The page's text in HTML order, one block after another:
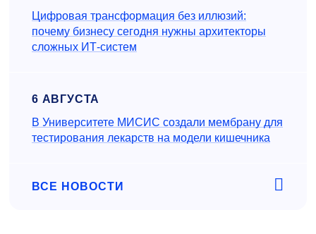
Цифровая трансформация без иллюзий:
почему бизнесу сегодня нужны архитекторы
сложных ИТ-систем
6 АВГУСТА
В Университете МИСИС создали мембрану для
тестирования лекарств на модели кишечника
ВСЕ НОВОСТИ